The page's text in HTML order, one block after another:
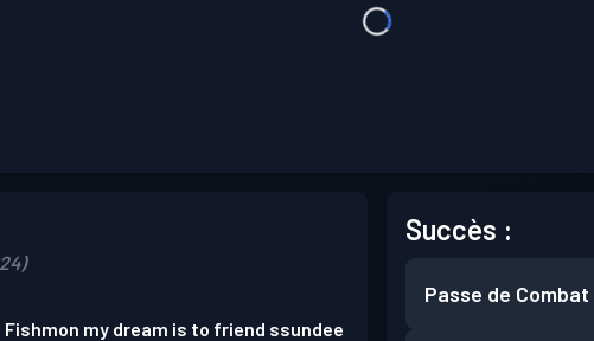
Fishmon my dream is to friend ssundee
Succès :
Passe de Combat